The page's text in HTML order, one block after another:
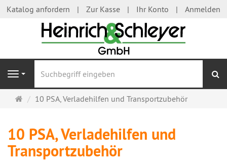
Katalog anfordern Zur Kasse Ihr Konto Anmelden
Navigation
Startseite
10 PSA, Verladehilfen und Transportzubehör
10 PSA, Verladehilfen und
Transportzubehör